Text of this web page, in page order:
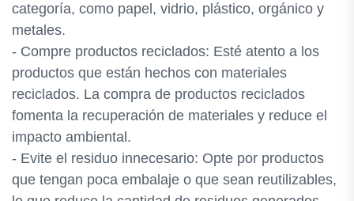
categoría, como papel, vidrio, plástico, orgánico y
metales.
- Compre productos reciclados: Esté atento a los
productos que están hechos con materiales
reciclados. La compra de productos reciclados
fomenta la recuperación de materiales y reduce el
impacto ambiental.
- Evite el residuo innecesario: Opte por productos
que tengan poca embalaje o que sean reutilizables,